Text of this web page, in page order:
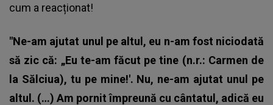
cum a reacționat!
"Ne-am ajutat unul pe altul, eu n-am fost niciodată
să zic că: „Eu te-am făcut pe tine (n.r.: Carmen de
la Sălciua), tu pe mine!'. Nu, ne-am ajutat unul pe
altul. (…) Am pornit împreună cu cântatul, adică eu